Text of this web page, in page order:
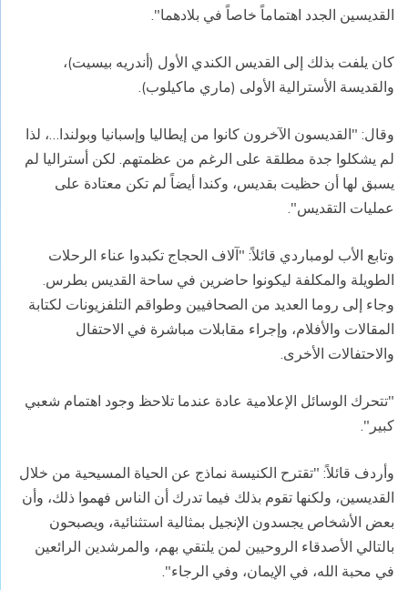
القديسين الجدد اهتماماً خاصاً في بلادهما".
كان يلفت بذلك إلى القديس الكندي الأول (أندريه بيسيت)،
والقديسة الأسترالية الأولى (ماري ماكيلوب).
وقال: "القديسون الآخرون كانوا من إيطاليا وإسبانيا وبولندا…، لذا
لم يشكلوا جدة مطلقة على الرغم من عظمتهم. لكن أستراليا لم
يسبق لها أن حظيت بقديس، وكندا أيضاً لم تكن معتادة على
عمليات التقديس".
وتابع الأب لومباردي قائلاً: "آلاف الحجاج تكبدوا عناء الرحلات
الطويلة والمكلفة ليكونوا حاضرين في ساحة القديس بطرس.
وجاء إلى روما العديد من الصحافيين وطواقم التلفزيونات لكتابة
المقالات والأفلام، وإجراء مقابلات مباشرة في الاحتفال
والاحتفالات الأخرى.
"تتحرك الوسائل الإعلامية عادة عندما تلاحظ وجود اهتمام شعبي
كبير".
وأردف قائلاً: "تقترح الكنيسة نماذج عن الحياة المسيحية من خلال
القديسين، ولكنها تقوم بذلك فيما تدرك أن الناس فهموا ذلك، وأن
بعض الأشخاص يجسدون الإنجيل بمثالية استثنائية، ويصبحون
بالتالي الأصدقاء الروحيين لمن يلتقي بهم، والمرشدين الرائعين
في محبة الله، في الإيمان، وفي الرجاء".